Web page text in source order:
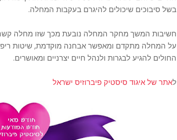
בשל סיבוכים שיכולים להיגרם בעקבות המחלה.
חשיבות המשך מחקר המחלה נובעת מכך שזו מחלה
על המחלה מתקדם ומאפשר אבחנה מוקדמת, שיטות
החולים להגיע לבגרות ולנהל חיים יצרניים ומאושרים.
לאתר של איגוד סיסטיק פיברוזיס ישראל